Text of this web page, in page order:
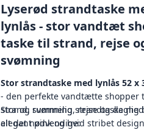
Lyserød strandtaske
lynlås - stor vandtæt
taske til strand, rejse
svømning
Stor strandtaske med lynlås 52 x
- den perfekte vandtætte shopper
strand, svømning, rejse og daglig
elegant pink og hvid stribet
Stor og rummelig strandtaske
alt det nødvendige: